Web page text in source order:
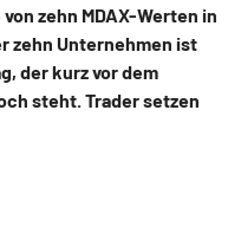
zehn MDAX-Werten in
zehn Unternehmen ist
der kurz vor dem
steht. Trader setzen